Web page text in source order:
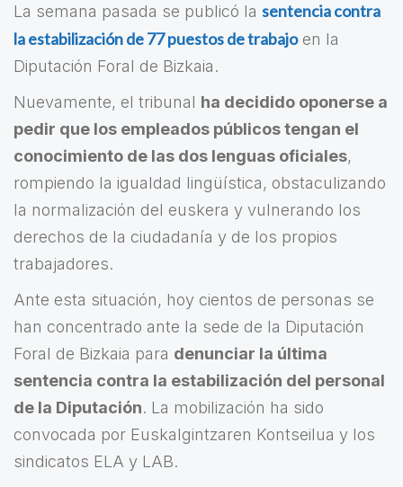
La semana pasada se publicó la sentencia contra
la estabilización de 77 puestos de trabajoen la
Diputación Foral de Bizkaia.
Nuevamente, el tribunal ha decidido oponerse a
pedir que los empleados públicos tengan el
conocimiento de las dos lenguas oficiales,
rompiendo la igualdad lingüística, obstaculizando
la normalización del euskera y vulnerando los
derechos de la ciudadanía y de los propios
trabajadores.
Ante esta situación, hoy cientos de personas se
han concentrado ante la sede de la Diputación
Foral de Bizkaia para denunciar la última
sentencia contra la estabilización del personal
de la Diputación. La mobilización ha sido
convocada por Euskalgintzaren Kontseilua y los
sindicatos ELA y LAB.